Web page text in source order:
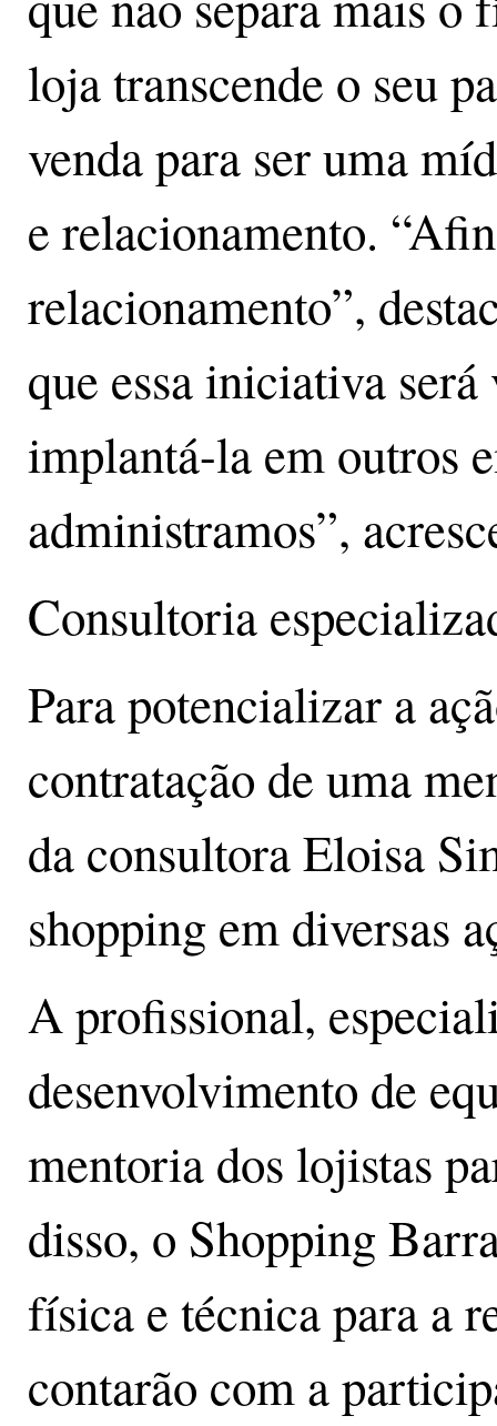
loja transcende o seu
venda para ser uma
e relacionamento.
relacionamento”,
que essa iniciativa
implantá-la em outros
administramos”,
Consultoria
Para potencializar a
contratação de uma
da consultora Eloisa
shopping em diversas
A profissional,
desenvolvimento de
mentoria dos lojistas
disso, o Shopping
física e técnica para a
contarão com a